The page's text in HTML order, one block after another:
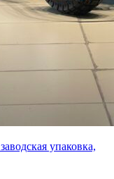
упаковка,